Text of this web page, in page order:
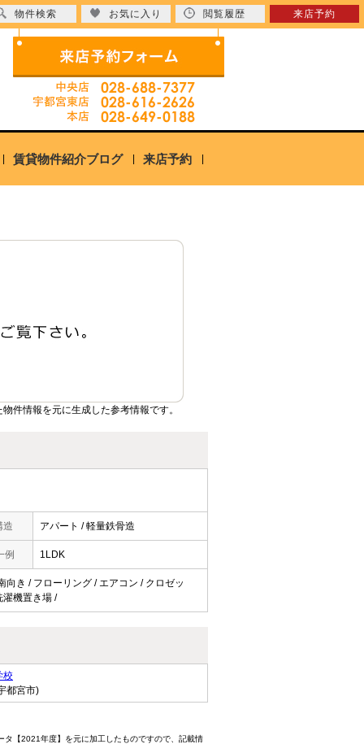
賃貸物件紹介ブログ 来店予約
物件検索 お気に入り 閲覧履歴 来店予約
件情報を元に生成した参考情報です。
造 アパート / 軽量鉄骨造
例 1LDK
き / フローリング / エアコン / クロゼッ
濯機置き場 /
校
都宮市)
【2021年度】を元に加工したものですので、記載情